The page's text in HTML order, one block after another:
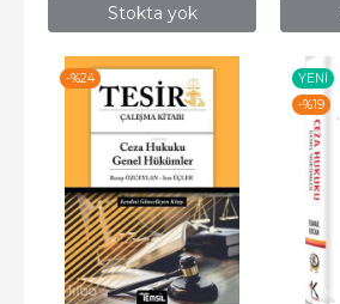
Stokta yok
-%24
YENI
-%19